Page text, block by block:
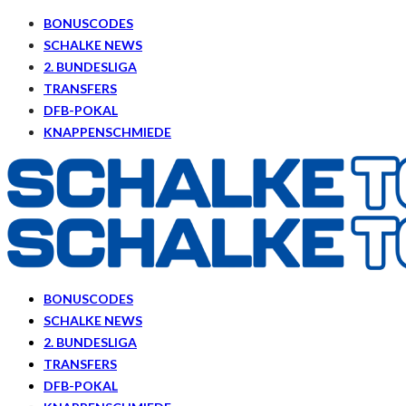
BONUSCODES
SCHALKE NEWS
2. BUNDESLIGA
TRANSFERS
DFB-POKAL
KNAPPENSCHMIEDE
BONUSCODES
SCHALKE NEWS
2. BUNDESLIGA
TRANSFERS
DFB-POKAL